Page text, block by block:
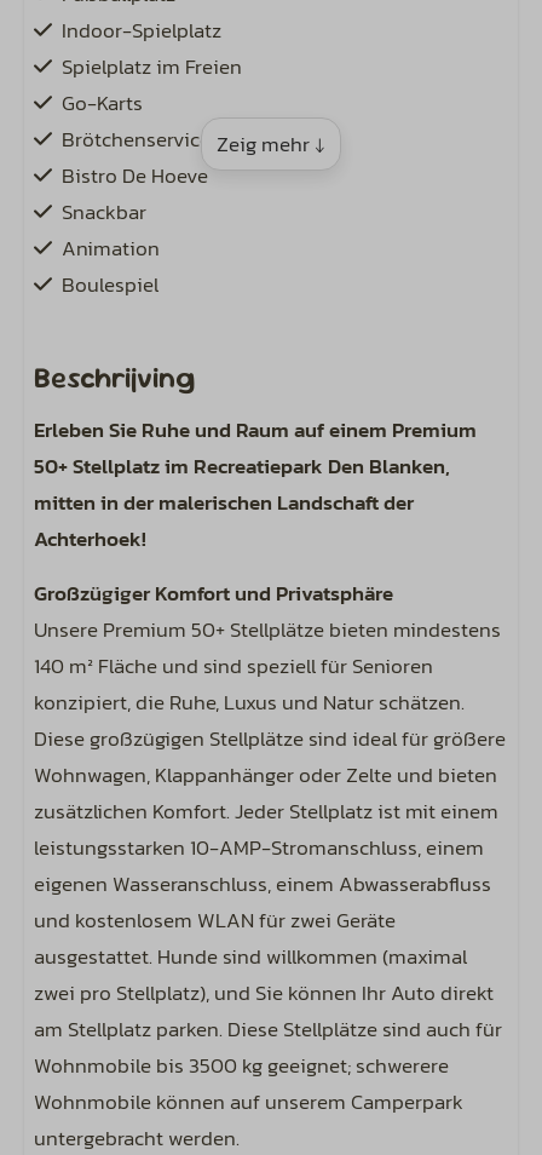
Indoor-Spielplatz
Spielplatz im Freien
Go-Karts
Brötchenservice
Bistro De Hoeve
Snackbar
Animation
Boulespiel
Wasseranschluss auf dem Platz
Anschluss an die Kanalisation an Ihrem
Stellplatz
Inklusive Vogelgezwitscher rund um Ihren
Campingplatz
Strom: 10 Ampere (4 kWh pro Tag)
Inklusive warmer Duschen und Wasser im
Sanitärgebäude
1 Auto auf dem Platz erlaubt
Standort
In der Nähe des Toilettenblocks
Sport und Aktivitäten
Freibad
Unterhaltung
Inklusive WLAN-Code für zwei Geräte
Zeig mehr ↓
Beschrijving
Erleben Sie Ruhe und Raum auf einem Premium
50+ Stellplatz im Recreatiepark Den Blanken,
mitten in der malerischen Landschaft der
Achterhoek!
Großzügiger Komfort und Privatsphäre
Unsere Premium 50+ Stellplätze bieten mindestens
140 m² Fläche und sind speziell für Senioren
konzipiert, die Ruhe, Luxus und Natur schätzen.
Diese großzügigen Stellplätze sind ideal für größere
Wohnwagen, Klappanhänger oder Zelte und bieten
zusätzlichen Komfort. Jeder Stellplatz ist mit einem
leistungsstarken 10-AMP-Stromanschluss, einem
eigenen Wasseranschluss, einem Abwasserabfluss
und kostenlosem WLAN für zwei Geräte
ausgestattet. Hunde sind willkommen (maximal
zwei pro Stellplatz), und Sie können Ihr Auto direkt
am Stellplatz parken. Diese Stellplätze sind auch für
Wohnmobile bis 3500 kg geeignet; schwerere
Wohnmobile können auf unserem Camperpark
untergebracht werden.